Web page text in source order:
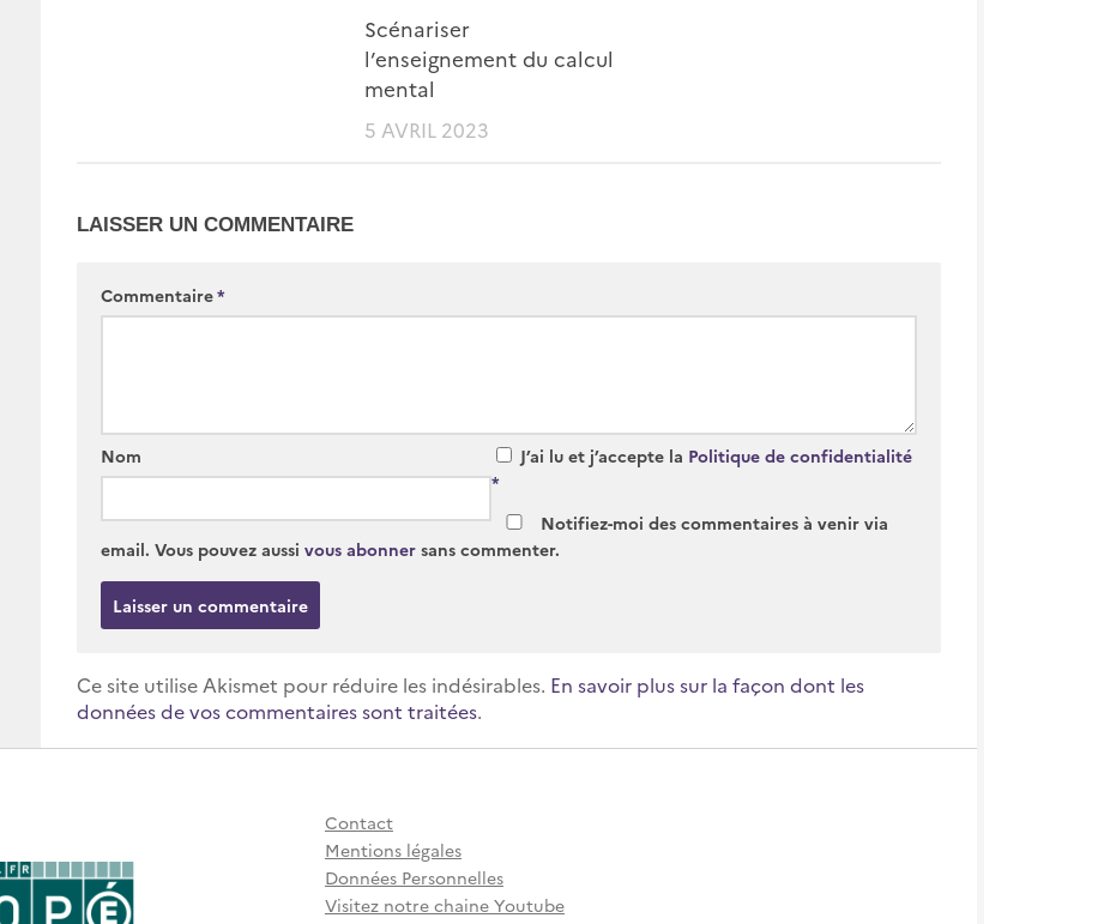
Scénariser
l’enseignement du calcul
mental
5 AVRIL 2023
LAISSER UN COMMENTAIRE
Commentaire*
Nom J’ai lu et j’accepte la Politique de confidentialité
*
Notifiez-moi des commentaires à venir via
email. Vous pouvez aussi vous abonnersans commenter.
Ce site utilise Akismet pour réduire les indésirables. En savoir plus sur la façon dont les
données de vos commentaires sont traitées.
Contact
Mentions légales
Données Personnelles
Visitez notre chaine Youtube